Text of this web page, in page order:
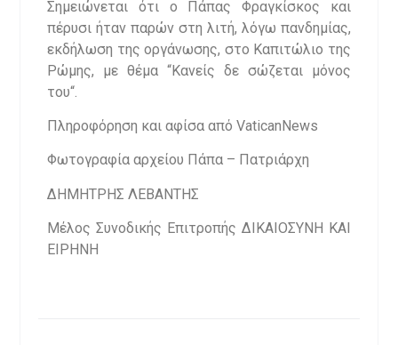
Σημειώνεται ότι ο Πάπας Φραγκίσκος και
πέρυσι ήταν παρών στη λιτή, λόγω πανδημίας,
εκδήλωση της οργάνωσης, στο Καπιτώλιο της
Ρώμης, με θέμα “Κανείς δε σώζεται μόνος
του“.
Πληροφόρηση και αφίσα από VaticanNews
Φωτογραφία αρχείου Πάπα – Πατριάρχη
ΔΗΜΗΤΡΗΣ ΛΕΒΑΝΤΗΣ
Μέλος Συνοδικής Επιτροπής ΔΙΚΑΙΟΣΥΝΗ ΚΑΙ
ΕΙΡΗΝΗ